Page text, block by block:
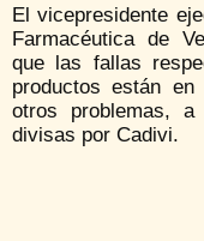
El vicepresidente
Farmacéutica de
que las fallas
productos están
otros problemas,
divisas por Cadivi.